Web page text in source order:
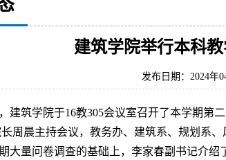
建筑学院举行本科
发布日期：2024年
建筑学院于16教305会议室召开了本学期第
周晨主持会议，教务办、建筑系、规划系
大量问卷调查的基础上，李家春副书记介